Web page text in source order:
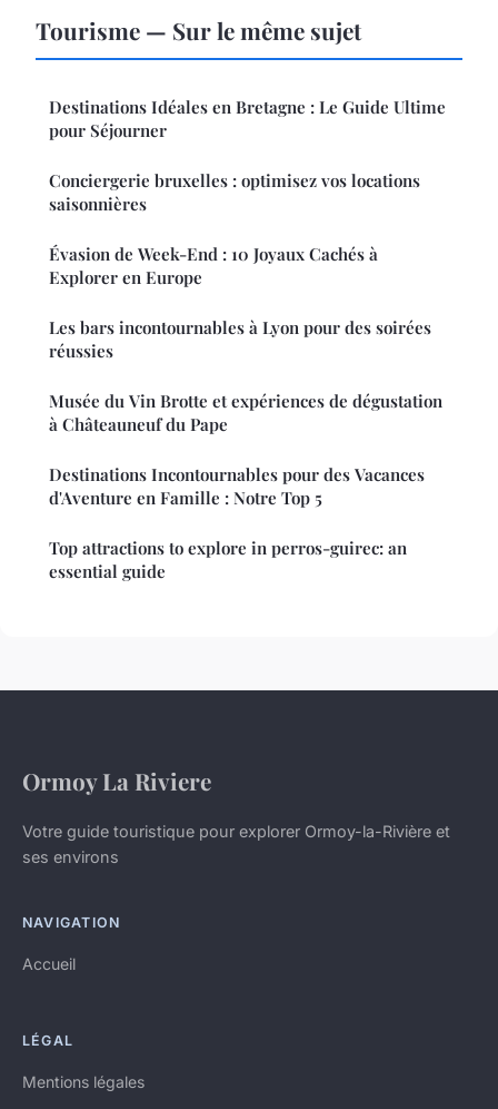
Tourisme — Sur le même sujet
Destinations Idéales en Bretagne : Le Guide Ultime
pour Séjourner
Conciergerie bruxelles : optimisez vos locations
saisonnières
Évasion de Week-End : 10 Joyaux Cachés à
Explorer en Europe
Les bars incontournables à Lyon pour des soirées
réussies
Musée du Vin Brotte et expériences de dégustation
à Châteauneuf du Pape
Destinations Incontournables pour des Vacances
d'Aventure en Famille : Notre Top 5
Top attractions to explore in perros-guirec: an
essential guide
Ormoy La Riviere
Votre guide touristique pour explorer Ormoy-la-Rivière et
ses environs
NAVIGATION
Accueil
LÉGAL
Mentions légales